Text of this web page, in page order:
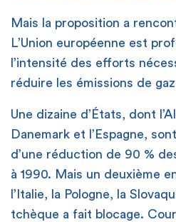
Mais la proposition a
L’Union européenne est
l’intensité des efforts
réduire les émissions de
Une dizaine d’États, dont
Danemark et l’Espagne,
d’une réduction de 90 %
à 1990. Mais un deuxième
l’Italie, la Pologne, la
tchèque a fait blocage.